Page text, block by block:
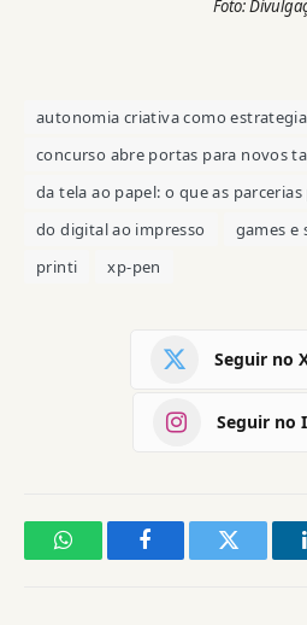
Foto:
autonomia criativa como estrategia
concurso abre portas para novos
da tela ao papel: o que as
do digital ao impresso
games e
printi
xp-pen
Seguir no
Seguir no
WhatsAppFacebookTwitter